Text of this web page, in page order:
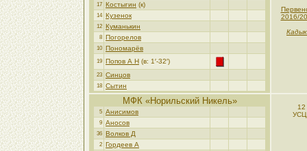
17 Костыгин (к)
14 Кузенок
12 Куманькин
8 Погорелов
10 Пономарёв
19 Попов А Н (в: 1′-32′)
23 Синцов
18 Сытин
2016/
МФК «Норильский Никель»
5 Анисимов
9 Аносов
36 Волков Д
2 Гордеев А
12
УСЦ